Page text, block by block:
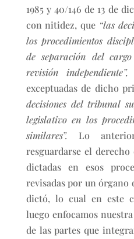
1985 y 40/146 de 13 de
con nitidez, que “las
los procedimientos
de separación del
revisión
exceptuadas de dicho
decisiones del tribunal
legislativo en los
similares”. Lo
resguardarse el
dictadas en esos
revisadas por un órgano
dictó, lo cual en este
luego enfocamos
de las partes que